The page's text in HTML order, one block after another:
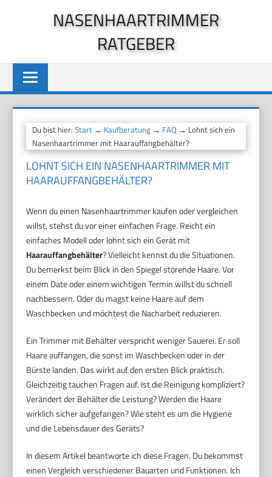
NASENHAARTRIMMER
RATGEBER
Du bist hier:Start → Kaufberatung → FAQ → Lohnt sich ein
Nasenhaartrimmer mit Haarauffangbehälter?
LOHNT SICH EIN NASENHAARTRIMMER MIT
HAARAUFFANGBEHÄLTER?
Wenn du einen Nasenhaartrimmer kaufen oder vergleichen
willst, stehst du vor einer einfachen Frage. Reicht ein
einfaches Modell oder lohnt sich ein Gerät mit
Haarauffangbehälter? Vielleicht kennst du die Situationen.
Du bemerkst beim Blick in den Spiegel störende Haare. Vor
einem Date oder einem wichtigen Termin willst du schnell
nachbessern. Oder du magst keine Haare auf dem
Waschbecken und möchtest die Nacharbeit reduzieren.
Ein Trimmer mit Behälter verspricht weniger Sauerei. Er soll
Haare auffangen, die sonst im Waschbecken oder in der
Bürste landen. Das wirkt auf den ersten Blick praktisch.
Gleichzeitig tauchen Fragen auf. Ist die Reinigung kompliziert?
Verändert der Behälter die Leistung? Werden die Haare
wirklich sicher aufgefangen? Wie steht es um die Hygiene
und die Lebensdauer des Geräts?
In diesem Artikel beantworte ich diese Fragen. Du bekommst
einen Vergleich verschiedener Bauarten und Funktionen. Ich